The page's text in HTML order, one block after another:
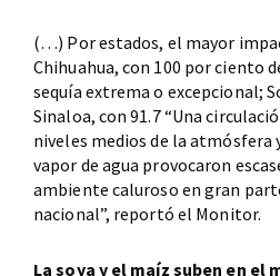
(…) Por estados, el mayor
Chihuahua, con 100 por ciento
sequía extrema o excepcional;
Sinaloa, con 91.7 “Una
niveles medios de la atmósfera
vapor de agua provocaron
ambiente caluroso en gran
nacional”, reportó el Monitor.
La soya y el maíz suben en el